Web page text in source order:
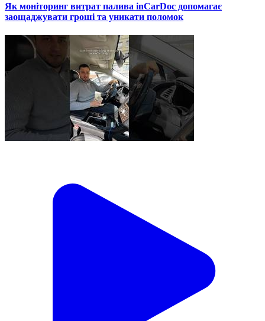
Як моніторинг витрат палива inCarDoc допомагає
заощаджувати гроші та уникати поломок